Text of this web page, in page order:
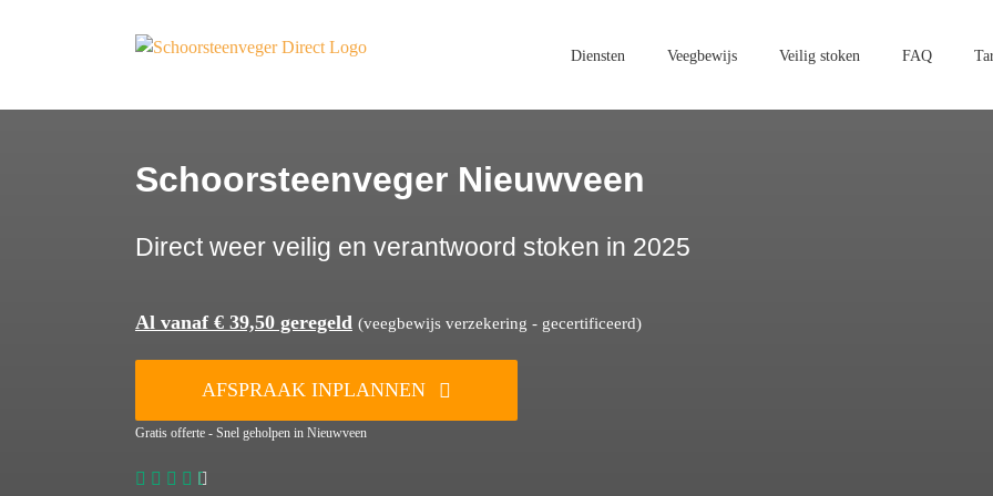
Diensten Veegbewijs Veilig stoken FAQ
Schoorsteenveger Nieuwveen
Direct weer veilig en verantwoord stoken in 2025
Al vanaf € 39,50 geregeld (veegbewijs verzekering - gecertificeerd)
AFSPRAAK INPLANNEN
Gratis offerte - Snel geholpen in Nieuwveen